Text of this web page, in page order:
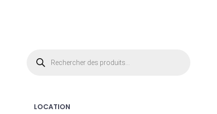
produits
LOCATION